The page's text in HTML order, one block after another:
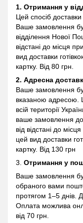
1. Отримання у
Цей спосіб доставки
Ваше замовлення
відділення Нової
відстані до місця
вид доставки
картку. Від 80 грн.
2. Адресна
Ваше замовлення
вказаною адресою.
всій території
ваше замовлення
від відстані до
цей вид доставки
картку. Від 130 грн
3. Отримання у
Ваше замовлення
обраного вами
протягом 1–5 днів.
Оплата можлива
від 70 грн.